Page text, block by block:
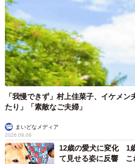
「我慢できず」村上佳菜子、イケメ
たり」「素敵なご夫婦」
まいどなメディア
2026.08.08
12歳の愛犬に変化 1
て見せる姿に反響 こ